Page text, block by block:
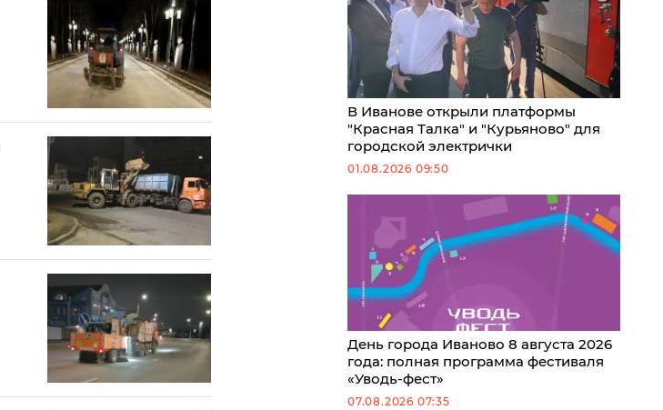
В Иванове открыли платформы
"Красная Талка" и "Курьяново" для
городской электрички
01.08.2026 09:50
День города Иваново 8 августа 2026
года: полная программа фестиваля
«Уводь-фест»
07.08.2026 07:35